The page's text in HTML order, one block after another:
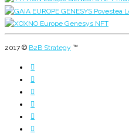
2017 © B2B Strategy ™